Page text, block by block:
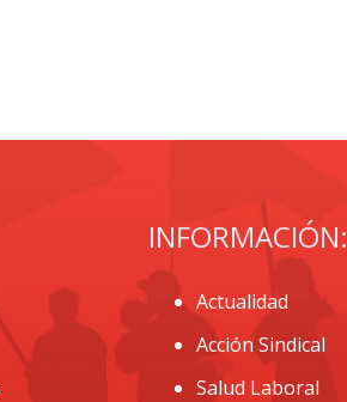
INFORMACIÓN:
Actualidad
Acción Sindical
Salud Laboral